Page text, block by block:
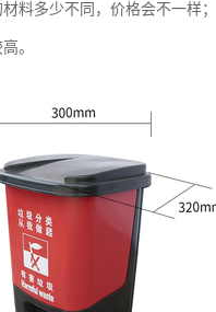
料多少不同，价格会不一样；
。